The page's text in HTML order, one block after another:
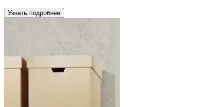
Узнать подробнее